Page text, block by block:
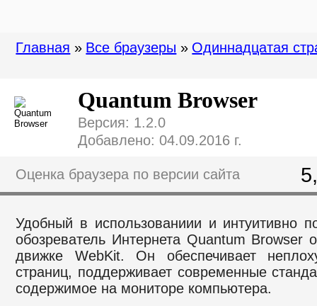
Оценка браузера по версии сайта
Удобный в использованиии и интуитивно
обозреватель Интернета Quantum Browser
движке WebKit. Он обеспечивает
страниц, поддерживает современные
содержимое на мониторе компьютера.
Главная » Все браузеры » Одиннадцатая
Версия: 1.2.0
Добавлено: 04.09.2016 г.
Quantum Browser